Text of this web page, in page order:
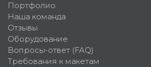
Портфолио
Наша команда
Отзывы
Оборудование
Вопросы-ответ (FAQ)
Требования к макетам